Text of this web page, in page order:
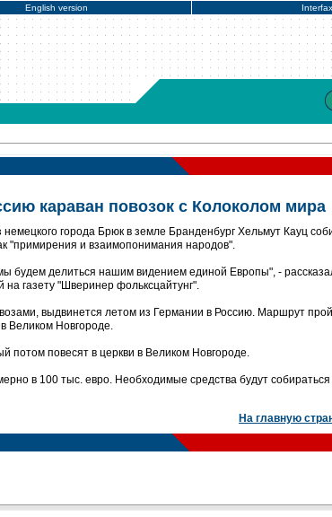
English version
караван повозок с Колоколом мира
города Брюк в земле Бранденбург Хельмут Кауц
"примирения и взаимопонимания народов".
будем делиться нашим видением единой Европы", -
на газету "Шверинер фольксцайтунг".
выдвинется летом из Германии в Россию. Маршрут
Великом Новгороде.
потом повесят в церкви в Великом Новгороде.
в 100 тыс. евро. Необходимые средства будут собираться
На главную